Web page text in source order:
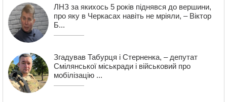
ЛНЗ за якихось 5 років піднявся до вершини,
про яку в Черкасах навіть не мріяли, – Віктор
Б...
Згадував Табурця і Стерненка, – депутат
Смілянської міськради і військовий про
мобілізацію ...